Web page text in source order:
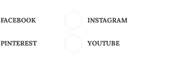
FACEBOOK INSTAGRAM
PINTEREST YOUTUBE